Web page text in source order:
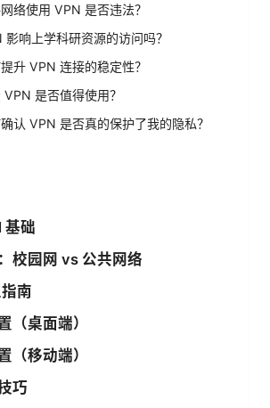
络使用 VPN 是否违法？
影响上学科研资源的访问吗？
升 VPN 连接的稳定性？
VPN 是否值得使用？
认 VPN 是否真的保护了我的隐私？
基础
校园网 vs 公共网络
南
（桌面端）
（移动端）
巧